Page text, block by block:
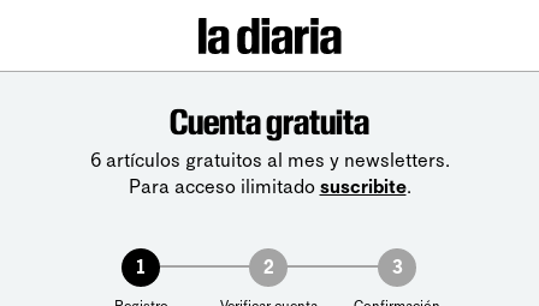
Cuenta gratuita
6 artículos gratuitos al mes y newsletters.
Para acceso ilimitado suscribite.
1 2 3